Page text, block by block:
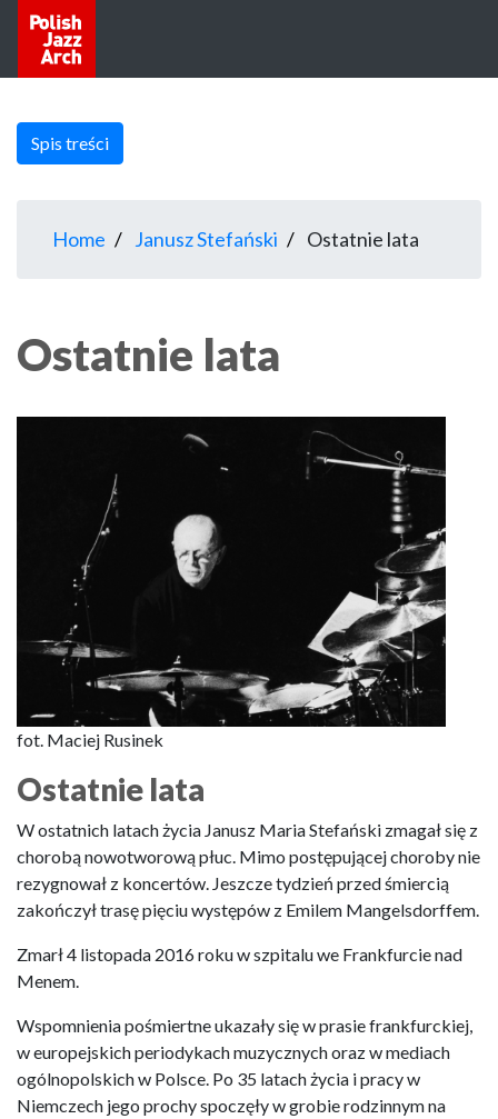
Spis treści
Home Janusz Stefański Ostatnie lata
Ostatnie lata
fot. Maciej Rusinek
Ostatnie lata
W ostatnich latach życia Janusz Maria Stefański zmagał się z
chorobą nowotworową płuc. Mimo postępującej choroby nie
rezygnował z koncertów. Jeszcze tydzień przed śmiercią
zakończył trasę pięciu występów z Emilem Mangelsdorffem.
Zmarł 4 listopada 2016 roku w szpitalu we Frankfurcie nad
Menem.
Wspomnienia pośmiertne ukazały się w prasie frankfurckiej,
w europejskich periodykach muzycznych oraz w mediach
ogólnopolskich w Polsce. Po 35 latach życia i pracy w
Niemczech jego prochy spoczęły w grobie rodzinnym na